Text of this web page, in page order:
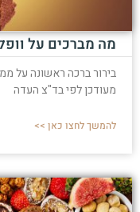
מה מברכים על
בירור ברכה ראשונה על
מעודכן לפי בד"צ העדה
להמשך לחצו כאן >>